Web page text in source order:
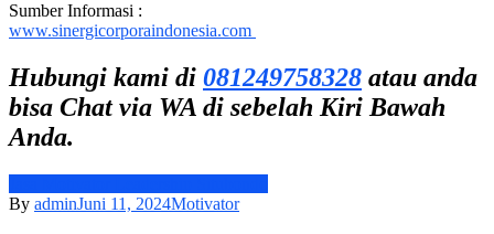
Sumber Informasi :
www.sinergicorporaindonesia.com
Hubungi kami di 081249758328 atau anda
bisa Chat via WA di sebelah Kiri Bawah
Anda.
By adminJuni 11, 2024Motivator